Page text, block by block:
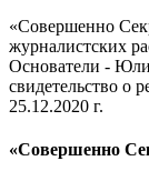
«Совершенно
журналистских
Основатели -
свидетельство о
25.12.2020 г.
«Совершенно